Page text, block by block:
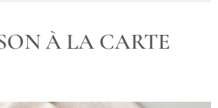
À LA CARTE